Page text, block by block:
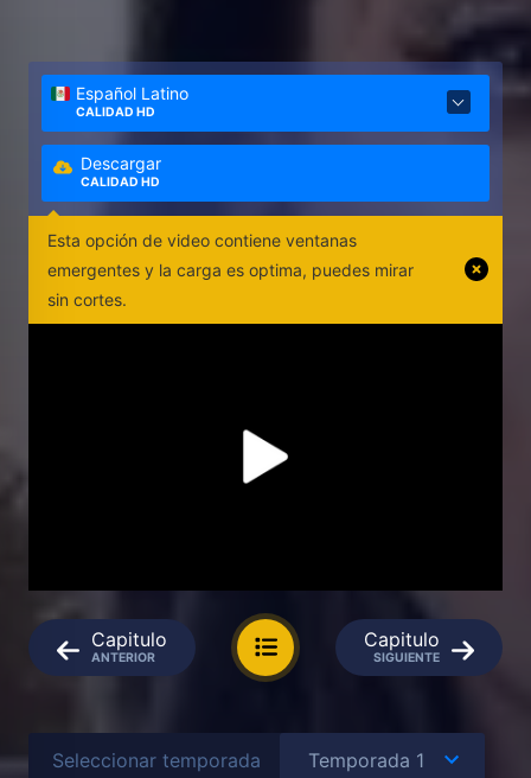
Español Latino
CALIDAD HD
Descargar
CALIDAD HD
Esta opción de video contiene ventanas
emergentes y la carga es optima, puedes mirar
sin cortes.
Capitulo
ANTERIOR
Capitulo
SIGUIENTE
Seleccionar temporada